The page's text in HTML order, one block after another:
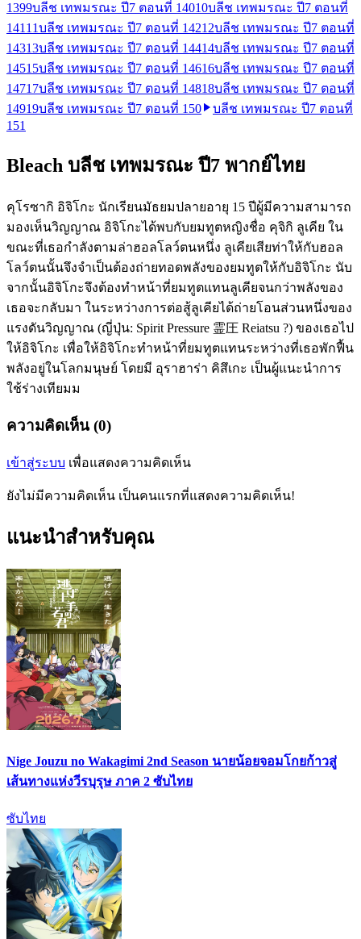
1399บลีช เทพมรณะ ปี7 ตอนที่ 14010บลีช เทพมรณะ ปี7 ตอนที่
141 11บลีช เทพมรณะ ปี7 ตอนที่ 14212บลีช เทพมรณะ ปี7 ตอนที่
14313บลีช เทพมรณะ ปี7 ตอนที่ 14414บลีช เทพมรณะ ปี7 ตอนที่
14515บลีช เทพมรณะ ปี7 ตอนที่ 14616บลีช เทพมรณะ ปี7 ตอนที่
14717บลีช เทพมรณะ ปี7 ตอนที่ 14818บลีช เทพมรณะ ปี7 ตอนที่
14919บลีช เทพมรณะ ปี7 ตอนที่ 150
บลีช เทพมรณะ ปี7 ตอนที่
151
Bleach บลีช เทพมรณะ ปี7 พากย์ไทย
คุโรซากิ อิจิโกะ นักเรียนมัธยมปลายอายุ 15 ปีผู้มีความสามารถ
มองเห็นวิญญาณ อิจิโกะได้พบกับยมทูตหญิงชื่อ คุจิกิ ลูเคีย ใน
ขณะที่เธอกำลังตามล่าฮอลโลว์ตนหนึ่ง ลูเคียเสียท่าให้กับฮอล
โลว์ตนนั้นจึงจำเป็นต้องถ่ายทอดพลังของยมทูตให้กับอิจิโกะ นับ
จากนั้นอิจิโกะจึงต้องทำหน้าที่ยมทูตแทนลูเคียจนกว่าพลังของ
เธอจะกลับมา ในระหว่างการต่อสู้ลูเคียได้ถ่ายโอนส่วนหนึ่งของ
แรงดันวิญญาณ (ญี่ปุ่น: Spirit Pressure 霊圧 Reiatsu ?) ของเธอไป
ให้อิจิโกะ เพื่อให้อิจิโกะทำหน้าที่ยมทูตแทนระหว่างที่เธอพักฟื้น
พลังอยู่ในโลกมนุษย์ โดยมี อุราฮาร่า คิสึเกะ เป็นผู้แนะนำการ
ใช้ร่างเทียมม
ความคิดเห็น (0)
เข้าสู่ระบบ เพื่อแสดงความคิดเห็น
ยังไม่มีความคิดเห็น เป็นคนแรกที่แสดงความคิดเห็น!
แนะนำสำหรับคุณ
Nige Jouzu no Wakagimi 2nd Season นายน้อยจอมโกยก้าวสู่
เส้นทางแห่งวีรบุรุษ ภาค 2 ซับไทย
ซับไทย